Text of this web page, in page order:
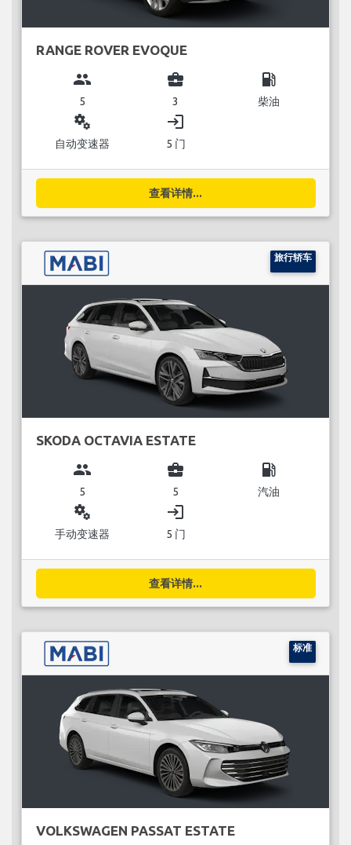
RANGE ROVER EVOQUE
group
5
business_center
3
local_gas_station
柴油
miscellaneous_services
自动变速器
login
5 门
查看详情...
旅行轿车
SKODA OCTAVIA ESTATE
group
5
business_center
5
local_gas_station
汽油
miscellaneous_services
手动变速器
login
5 门
查看详情...
标准
VOLKSWAGEN PASSAT ESTATE